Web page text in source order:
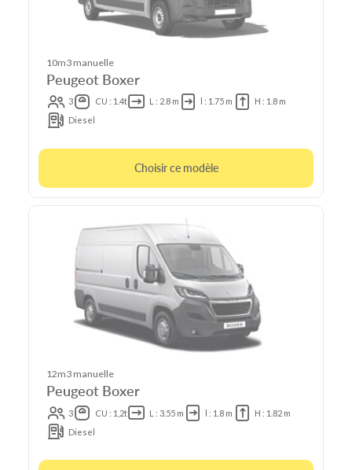
10m3 manuelle
Peugeot Boxer
3 CU : 1.4t L : 2.8 m l : 1.75 m
H : 1.8 m
Diesel
Choisir ce modèle
12m3 manuelle
Peugeot Boxer
3 CU : 1,2t L : 3.55 m l : 1.8 m
H : 1.82 m
Diesel